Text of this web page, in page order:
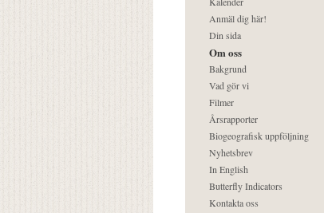
Anmäl dig här!
Din sida
Om oss
Bakgrund
Vad gör vi
Filmer
Årsrapporter
Biogeografisk uppföljning
Nyhetsbrev
In English
Butterfly Indicators
Kontakta oss